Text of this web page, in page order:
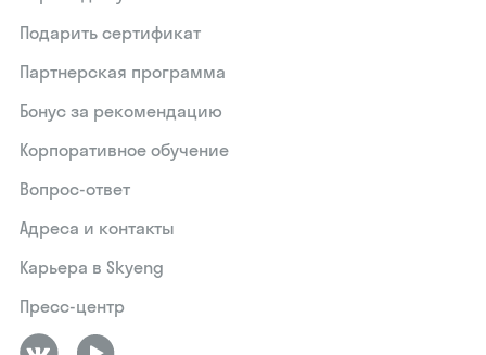
Подарить сертификат
Партнерская программа
Бонус за рекомендацию
Корпоративное обучение
Вопрос-ответ
Адреса и контакты
Карьера в Skyeng
Пресс-центр